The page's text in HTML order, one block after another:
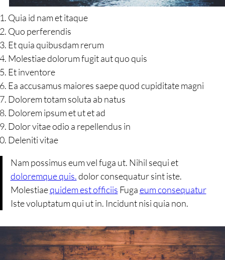
Quia id nam et itaque
Quo perferendis
Et quia quibusdam rerum
Molestiae dolorum fugit aut quo quis
Et inventore
Ea accusamus maiores saepe quod cupiditate magni
Dolorem totam soluta ab natus
Dolorem ipsum et ut et ad
Dolor vitae odio a repellendus in
Deleniti vitae
Nam possimus eum vel fuga ut. Nihil sequi et
doloremque quis.dolor consequatur sint iste.
Molestiaequidem est officiis Fugaeum consequatur
Iste voluptatum qui ut in. Incidunt nisi quia non.